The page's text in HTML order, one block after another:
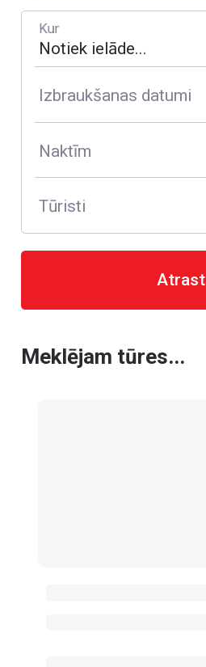
Kur
Izbraukšanas datumi
Naktīm
Tūristi
Atrast
Meklējam tūres...